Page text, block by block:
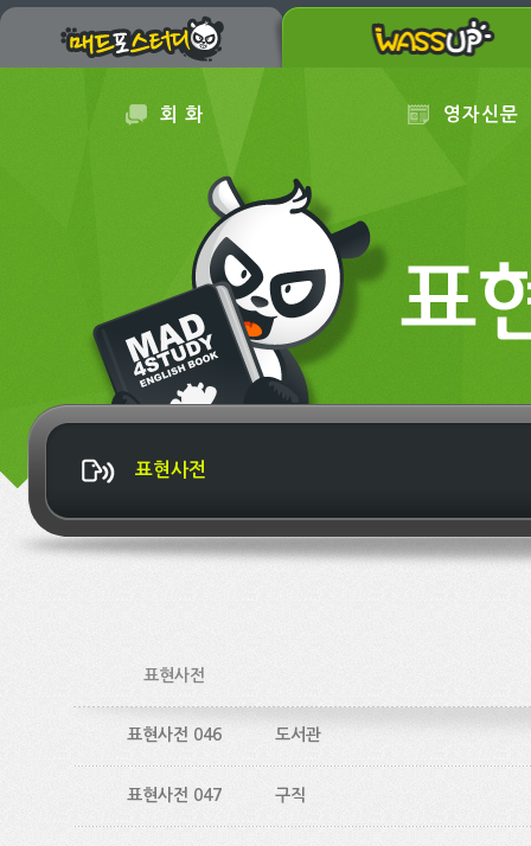
회 화 영자신문
표현사전
표현사전
표현사전 046 도서관
표현사전 047 구직